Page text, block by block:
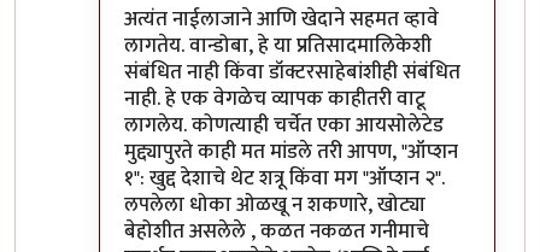
अत्यंत नाईलाजाने आणि खेदाने सहमत व्हावे
लागतेय. वान्डोबा, हे या प्रतिसादमालिकेशी
संबंधित नाही किंवा डॉक्टरसाहेबांशीही संबंधित
नाही. हे एक वेगळेच व्यापक काहीतरी वाटू
लागलेय. कोणत्याही चर्चेत एका आयसोलेटेड
मुद्द्यापुरते काही मत मांडले तरी आपण, "ऑप्शन
१": खुद्द देशाचे थेट शत्रू किंवा मग "ऑप्शन २".
लपलेला धोका ओळखू न शकणारे, खोट्या
बेहोशीत असलेले , कळत नकळत गनीमाचे